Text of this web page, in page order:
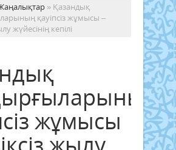
» Қазандық
қауіпсіз жұмысы –
жүйесінің кепілі
жұмысы